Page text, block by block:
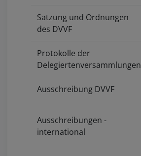
Satzung und Ordnungen
des DVVF
Protokolle der
Delegiertenversammlungen
Ausschreibung DVVF
Ausschreibungen -
international